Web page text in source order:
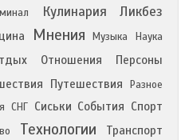
Кулинария Ликбез
Мнения Музыка Наука
Отношения Персоны
Путешествия
Разное
СНГ Сиськи События Спорт
Технологии Транспорт